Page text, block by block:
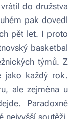
do družstva
pak dovedl
pět let. I proto
basketbal
týmů. Z
jako každý rok.
ale zejména u
Paradoxně
soutěži,